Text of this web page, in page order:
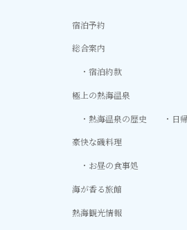
宿泊予約
総合案内
宿泊約款
極上の熱海温泉
熱海温泉の歴史
日
豪快な磯料理
お昼の食事処
海が香る旅館
熱海観光情報